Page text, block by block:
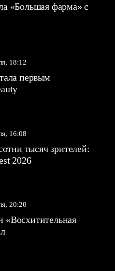
«Большая фарма» с
18:12
первым
16:08
тысяч зрителей:
2026
20:20